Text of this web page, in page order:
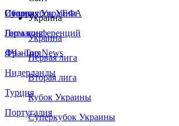
Сборная Украины
Италия
Германия
Франция
Нидерланды
Турция
Португалия
Суперкубок УЕФА
Лига конференций
ЛЧ - Top News
Украина
Украина
Первая лига
Вторая лига
Кубок Украины
Суперкубок Украины